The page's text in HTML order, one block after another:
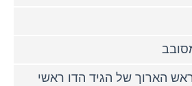
הארוך של הגיד הדו ראשי